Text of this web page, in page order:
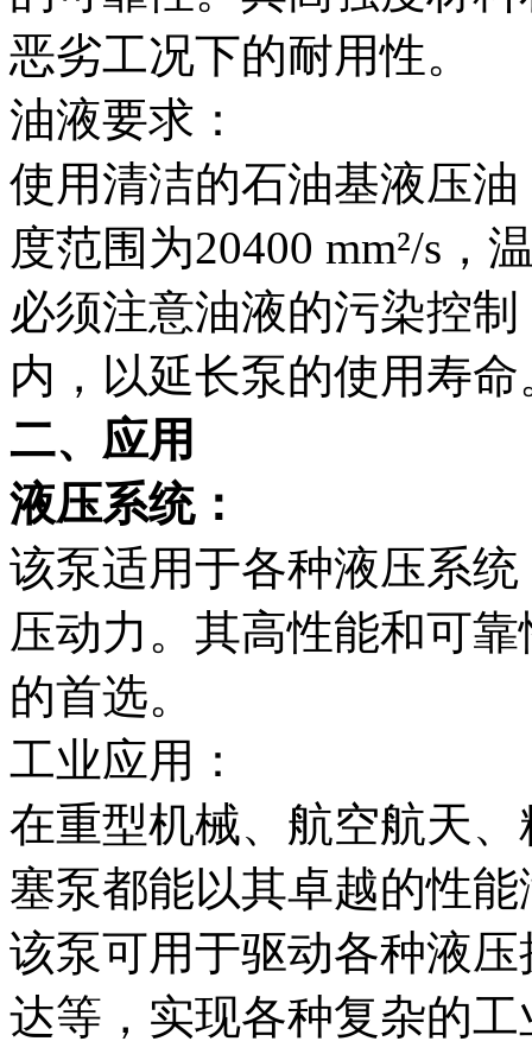
恶劣工况下的耐用性。
油液要求：
使用清洁的石油基液压
度范围为20400 mm²/s，
必须注意油液的污染控
内，以延长泵的使用寿命
二、应用
液压系统：
该泵适用于各种液压系
压动力。其高性能和可
的首选。
工业应用：
在重型机械、航空航天
塞泵都能以其卓越的性
该泵可用于驱动各种液
达等，实现各种复杂的